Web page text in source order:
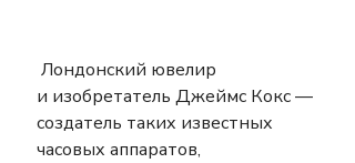
Лондонский ювелир
и изобретатель Джеймс Кокс —
создатель таких известных
часовых аппаратов,